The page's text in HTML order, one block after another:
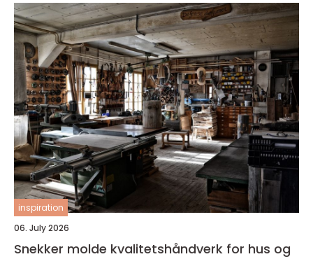
inspiration
06. July 2026
Snekker molde kvalitetshåndverk for hus og